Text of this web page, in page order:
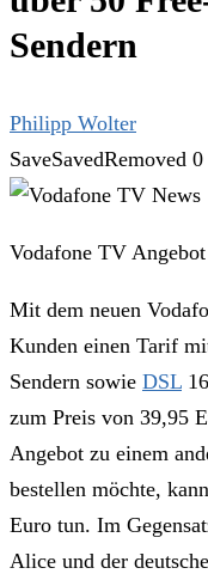
Sendern
Philipp Wolter
SaveSavedRemoved 0
Vodafone TV
Mit dem neuen
Kunden einen Tarif
Sendern sowie DSL
zum Preis von 39,95
Angebot zu einem
bestellen möchte,
Euro tun. Im
Alice und der